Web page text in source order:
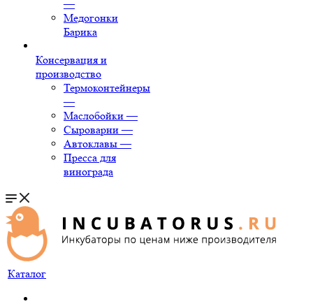
—
Медогонки
Барика
Консервация и
производство
Термоконтейнеры
—
Маслобойки —
Сыроварни —
Автоклавы —
Пресса для
винограда
Каталог